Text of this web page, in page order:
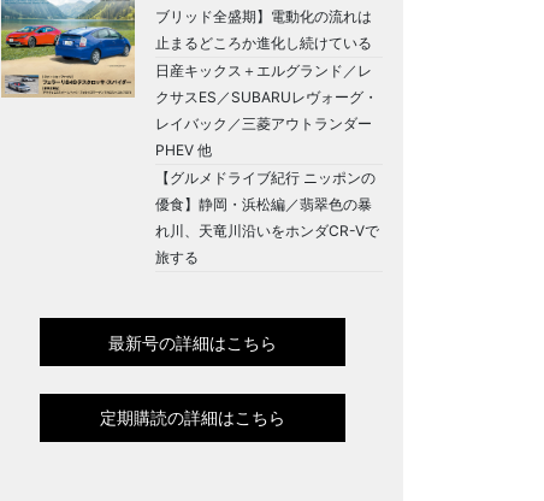
ブリッド全盛期】電動化の流れは
止まるどころか進化し続けている
日産キックス＋エルグランド／レ
クサスES／SUBARUレヴォーグ・
レイバック／三菱アウトランダー
PHEV 他
【グルメドライブ紀行 ニッポンの
優食】静岡・浜松編／翡翠色の暴
れ川、天竜川沿いをホンダCR-Vで
旅する
最新号の詳細はこちら
定期購読の詳細はこちら